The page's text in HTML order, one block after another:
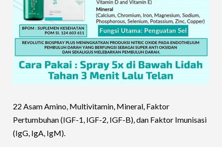
22 Asam Amino, Multivitamin, Mineral, Faktor
Pertumbuhan (IGF-1, IGF-2, IGF-B), dan Faktor Imunisasi
(IgG, IgA, IgM).